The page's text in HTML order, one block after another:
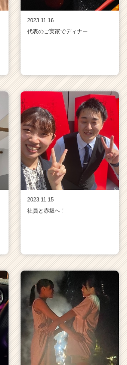
2023.11.16
代表のご実家でディナー
2023.11.15
社員と赤坂へ！